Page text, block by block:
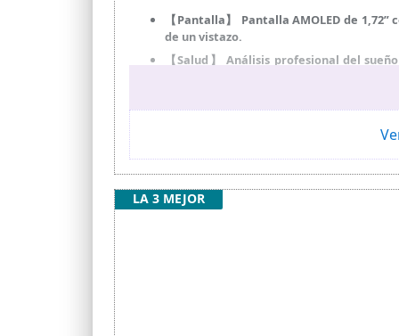
【Pantalla】 Pantalla AMOLED de
de un vistazo.
【Salud】 Análisis profesional del
【Deporte】 Más de 150 modos
LA 3 MEJOR